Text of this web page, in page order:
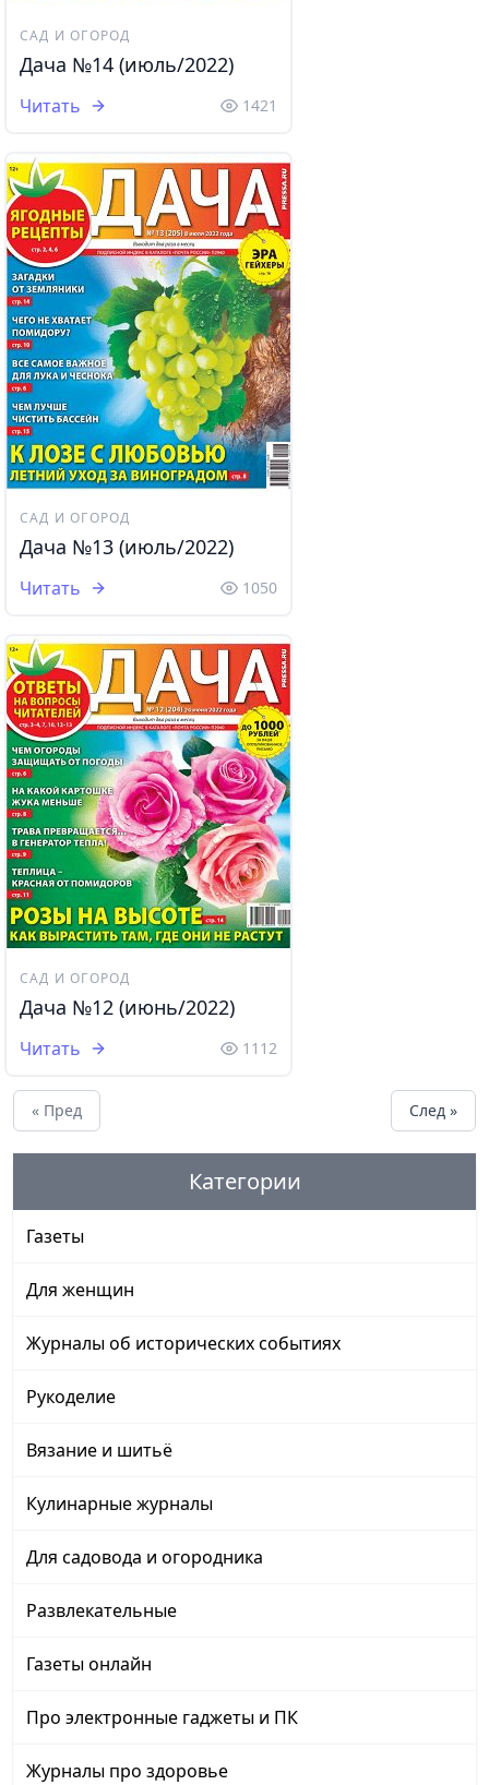
САД И ОГОРОД
Дача №14 (июль/2022)
Читать 1421
САД И ОГОРОД
Дача №13 (июль/2022)
Читать 1050
САД И ОГОРОД
Дача №12 (июнь/2022)
Читать 1112
« Пред След »
Категории
Газеты
Для женщин
Журналы об исторических событиях
Рукоделие
Вязание и шитьё
Кулинарные журналы
Для садовода и огородника
Развлекательные
Газеты онлайн
Про электронные гаджеты и ПК
Журналы про здоровье